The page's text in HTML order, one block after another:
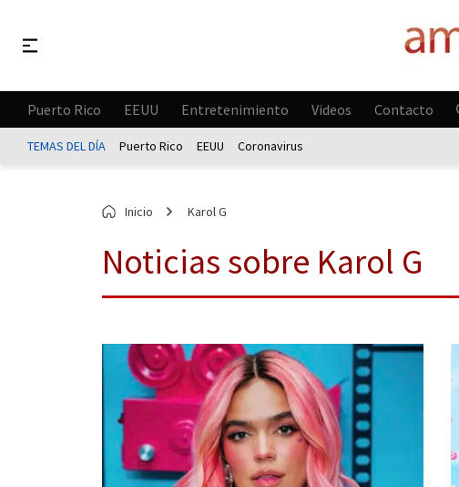
Puerto Rico EEUU Entretenimiento Videos Contacto
TEMAS DEL DÍA Puerto Rico EEUU Coronavirus
Inicio Karol G
Noticias sobre Karol G